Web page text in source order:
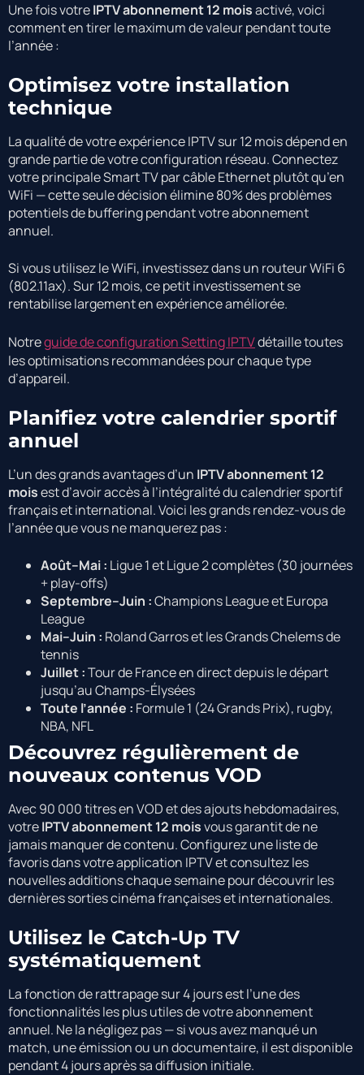
Une fois votreIPTV abonnement 12 moisactivé, voici
comment en tirer le maximum de valeur pendant toute
l’année :
Optimisez votre installation
technique
La qualité de votre expérience IPTV sur 12 mois dépend en
grande partie de votre configuration réseau. Connectez
votre principale Smart TV par câble Ethernet plutôt qu’en
WiFi — cette seule décision élimine 80% des problèmes
potentiels de buffering pendant votre abonnement
annuel.
Si vous utilisez le WiFi, investissez dans un routeur WiFi 6
(802.11ax). Sur 12 mois, ce petit investissement se
rentabilise largement en expérience améliorée.
Notreguide de configuration Setting IPTVdétaille toutes
les optimisations recommandées pour chaque type
d’appareil.
Planifiez votre calendrier sportif
annuel
L’un des grands avantages d’un IPTV abonnement 12
moisest d’avoir accès à l’intégralité du calendrier sportif
français et international. Voici les grands rendez-vous de
l’année que vous ne manquerez pas :
Août–Mai : Ligue 1 et Ligue 2 complètes (30 journées
+ play-offs)
Septembre–Juin :Champions League et Europa
League
Mai–Juin : Roland Garros et les Grands Chelems de
tennis
Juillet :Tour de France en direct depuis le départ
jusqu’au Champs-Élysées
Toute l’année : Formule 1 (24 Grands Prix), rugby,
NBA, NFL
Découvrez régulièrement de
nouveaux contenus VOD
Avec 90 000 titres en VOD et des ajouts hebdomadaires,
votreIPTV abonnement 12 moisvous garantit de ne
jamais manquer de contenu. Configurez une liste de
favoris dans votre application IPTV et consultez les
nouvelles additions chaque semaine pour découvrir les
dernières sorties cinéma françaises et internationales.
Utilisez le Catch-Up TV
systématiquement
La fonction de rattrapage sur 4 jours est l’une des
fonctionnalités les plus utiles de votre abonnement
annuel. Ne la négligez pas — si vous avez manqué un
match, une émission ou un documentaire, il est disponible
pendant 4 jours après sa diffusion initiale.